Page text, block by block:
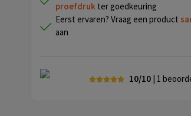
proefdrukter goedkeuring
Eerst ervaren? Vraag een product
aan
10/10 | 1